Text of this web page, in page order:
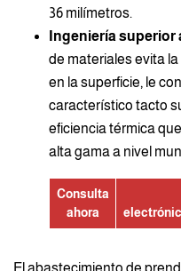
36 milímetros.
Ingeniería
de materiales evita
en la superficie, le
característico tacto
eficiencia térmica
alta gama a nivel
Consulta
ahora